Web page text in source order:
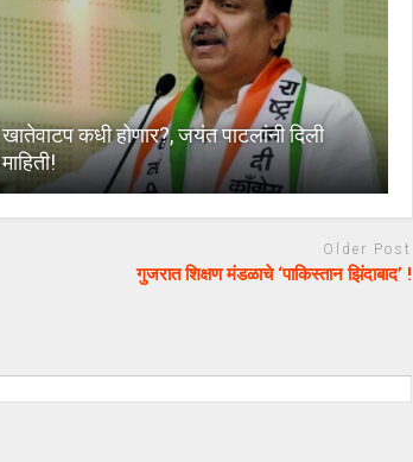
खातेवाटप कधी होणार?, जयंत पाटलांनी दिली
माहिती!
Older Post
गुजरात शिक्षण मंडळाचे ‘पाकिस्तान झिंदाबाद’ !